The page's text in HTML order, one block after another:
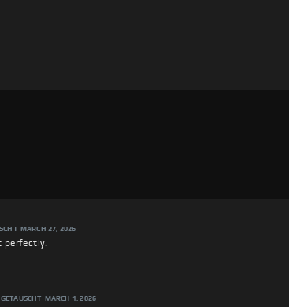
MARCH 27, 2026
perfectly.
MARCH 1, 2026